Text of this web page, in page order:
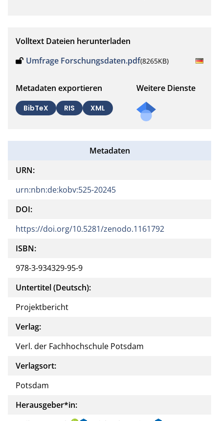
Volltext Dateien herunterladen
Umfrage Forschungsdaten.pdf(8265KB)
Metadaten exportieren
BibTeX RIS XML
Weitere Dienste
Metadaten
URN:
urn:nbn:de:kobv:525-20245
DOI:
https://doi.org/10.5281/zenodo.1161792
ISBN:
978-3-934329-95-9
Untertitel (Deutsch):
Projektbericht
Verlag:
Verl. der Fachhochschule Potsdam
Verlagsort:
Potsdam
Herausgeber*in: